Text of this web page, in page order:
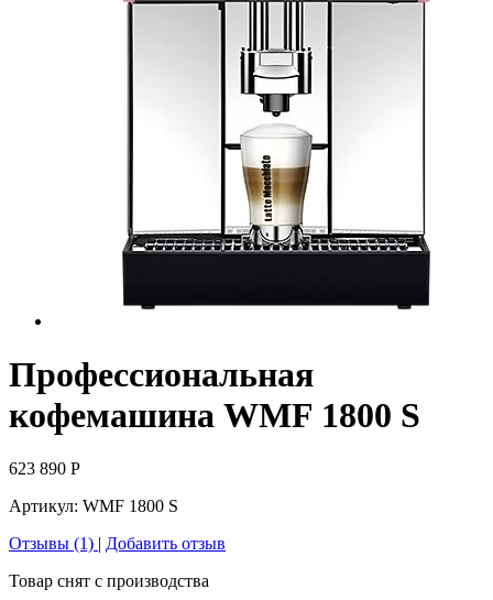
Профессиональная
кофемашина WMF 1800 S
623 890 Р
Артикул: WMF 1800 S
Отзывы (1) | Добавить отзыв
Товар снят с производства